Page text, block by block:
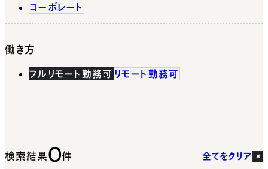
コーポレート
働き方
フルリモート勤務可 リモート勤務可
検索結果0件 全てをクリア